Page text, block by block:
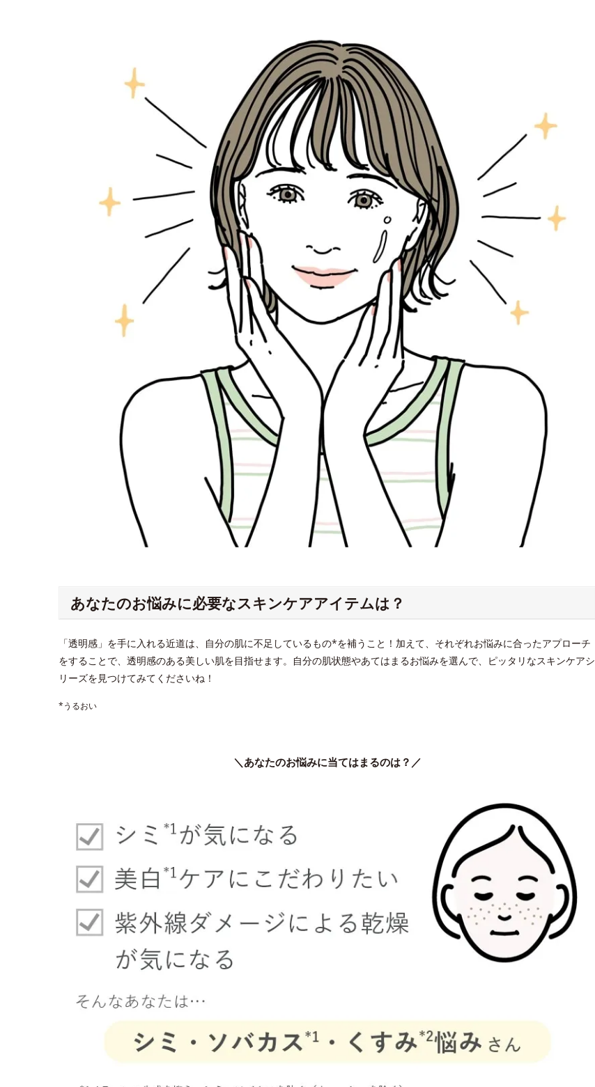
あなたのお悩みに必要なスキンケアアイテムは？
「透明感」を手に入れる近道は、自分の肌に不足しているもの*を補うこと！加えて、それぞれお悩みに合ったアプローチ
をすることで、透明感のある美しい肌を目指せます。自分の肌状態やあてはまるお悩みを選んで、ピッタリなスキンケアシ
リーズを見つけてみてくださいね！
*うるおい
＼あなたのお悩みに当てはまるのは？／